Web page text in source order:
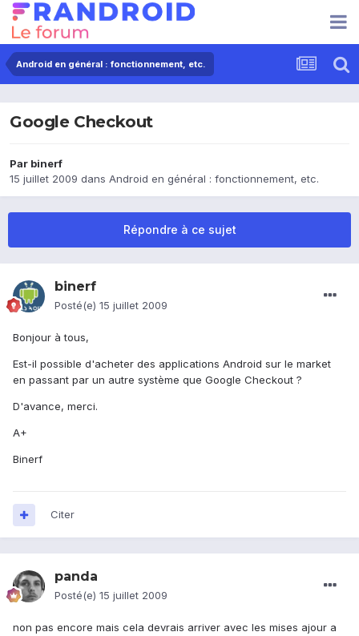
Android en général : fonctionnement, etc.
Google Checkout
Par binerf
15 juillet 2009 dans Android en général : fonctionnement, etc.
Répondre à ce sujet
binerf
Posté(e) 15 juillet 2009
Bonjour à tous,
Est-il possible d'acheter des applications Android sur le market
en passant par un autre système que Google Checkout ?
D'avance, merci.
A+
Binerf
Citer
panda
Posté(e) 15 juillet 2009
non pas encore mais cela devrais arriver avec les mises ajour a